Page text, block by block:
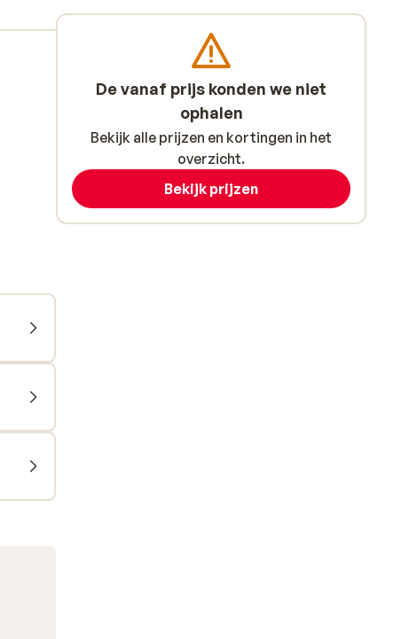
De vanaf prijs konden we niet
ophalen
Bekijk alle prijzen en kortingen in het
overzicht.
Bekijk prijzen